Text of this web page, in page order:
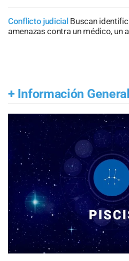
Conflicto judicial Buscan
amenazas contra un médico, un
+ Información General